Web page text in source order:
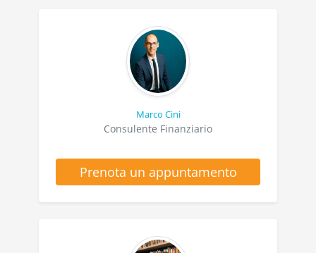
Marco Cini
Consulente Finanziario
Prenota un appuntamento